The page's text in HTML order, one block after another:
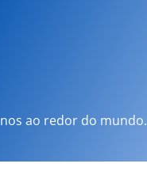
ao redor do mundo.